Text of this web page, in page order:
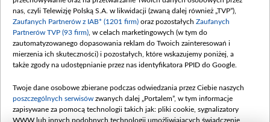
nas, czyli Telewizję Polską S.A. w likwidacji (zwaną dalej również „TVP”),
Zaufanych Partnerów z IAB* (1201 firm) oraz pozostałych Zaufanych
Partnerów TVP (93 firm) , w celach marketingowych (w tym do
zautomatyzowanego dopasowania reklam do Twoich zainteresowań i
mierzenia ich skuteczności) i pozostałych, które wskazujemy poniżej, a
także zgody na udostępnianie przez nas identyfikatora PPID do Google.
Twoje dane osobowe zbierane podczas odwiedzania przez Ciebie naszych
poszczególnych serwisów zwanych dalej „Portalem”, w tym informacje
zapisywane za pomocą technologii takich jak: pliki cookie, sygnalizatory
WWW lub innych podobnych technologii umożliwiających świadczenie